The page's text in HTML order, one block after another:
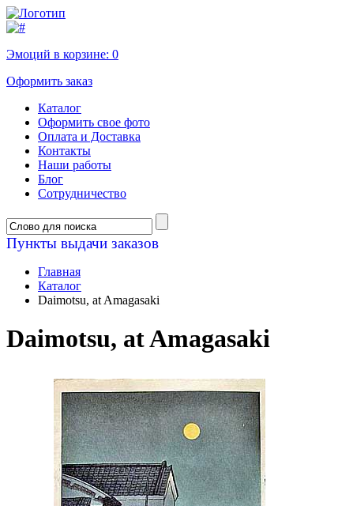
Эмоций в корзине: 0
Оформить заказ
Каталог
Оформить свое фото
Оплата и Доставка
Контакты
Наши работы
Блог
Сотрудничество
Пункты выдачи заказов
Главная
Каталог
Daimotsu, at Amagasaki
Daimotsu, at Amagasaki